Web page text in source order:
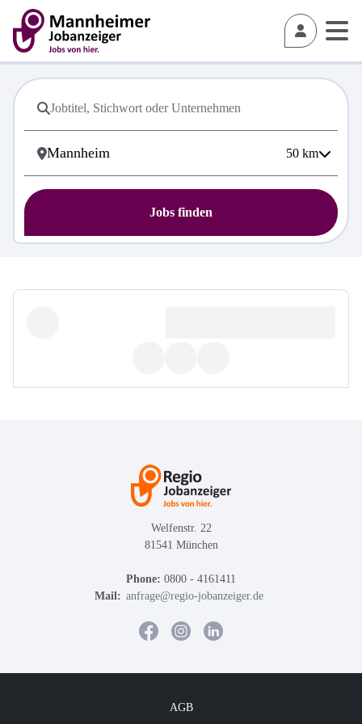
50 km
Jobs finden
Welfenstr. 22
81541 München
Phone: 0800 - 4161411
Mail: anfrage@regio-jobanzeiger.de
AGB